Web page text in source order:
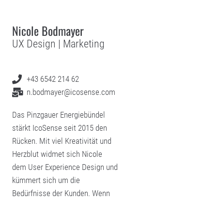
Nicole Bodmayer
UX Design | Marketing
+43 6542 214 62
n.bodmayer@icosense.com
Das Pinzgauer Energiebündel
stärkt IcoSense seit 2015 den
Rücken. Mit viel Kreativität und
Herzblut widmet sich Nicole
dem User Experience Design und
kümmert sich um die
Bedürfnisse der Kunden. Wenn